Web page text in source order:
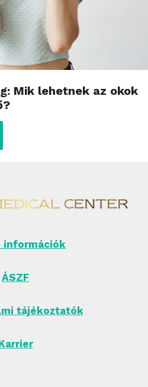
Mik lehetnek az okok
információk
ÁSZF
tájékoztatók